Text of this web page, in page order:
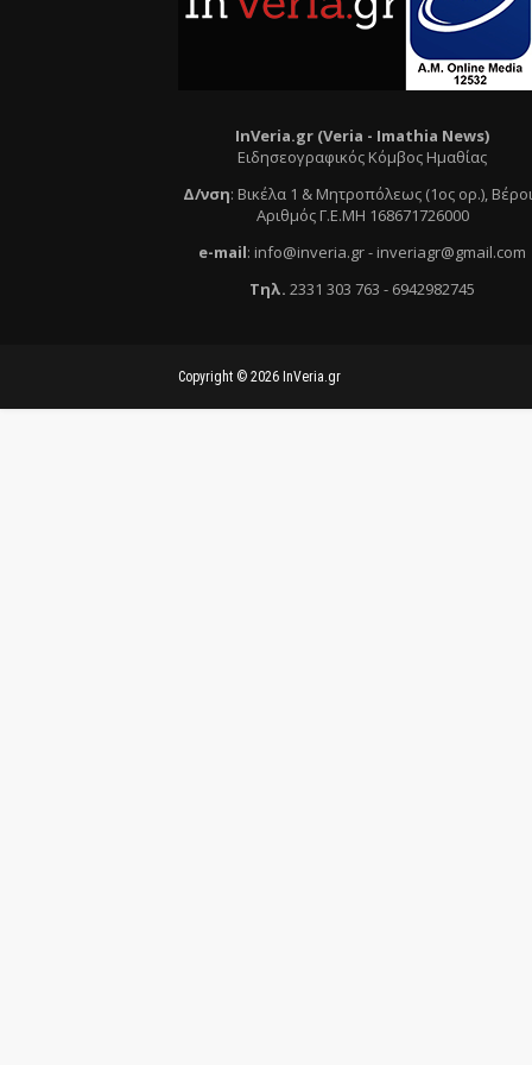
InVeria.gr (Veria - Ιmathia News)
Ειδησεογραφικός Κόμβος Ημαθίας
Δ/νση: Βικέλα 1 & Μητροπόλεως (1ος ορ.),
Αριθμός Γ.Ε.ΜΗ 168671726000
e-mail: info@inveria.gr- inveriagr@gmail.com
Τηλ. 2331 303 763 - 6942982745
Copyright © 2026 InVeria.gr